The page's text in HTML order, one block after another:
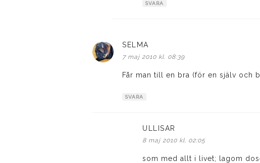
SVARA
SELMA
7 maj 2010 kl. 08:39
Får man till en bra (för en själv och
SVARA
ULLISAR
8 maj 2010 kl. 02:05
som med allt i livet; lagom